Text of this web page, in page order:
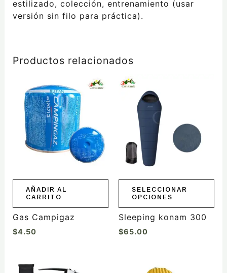
estilizado, colección, entrenamiento (usar
versión sin filo para práctica).
Productos relacionados
AÑADIR AL
CARRITO
Gas Campigaz
$4.50
SELECCIONAR
OPCIONES
Este
producto
tiene
múltiples
variantes.
Las
opciones
se
elegir
la
página
de
Sleeping konam 300
$65.00